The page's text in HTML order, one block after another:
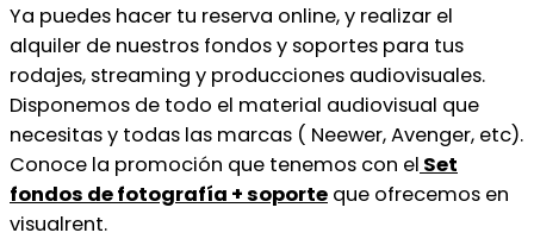
Ya puedes hacer tu reserva online, y realizar el
alquiler de nuestros fondos y soportes para tus
rodajes, streaming y producciones audiovisuales.
Disponemos de todo el material audiovisual que
necesitas y todas las marcas ( Neewer, Avenger, etc).
Conoce la promoción que tenemos con el Set
fondos de fotografía + soporte que ofrecemos en
visualrent.